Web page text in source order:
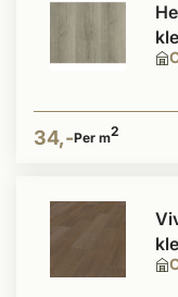
34,-Per m2